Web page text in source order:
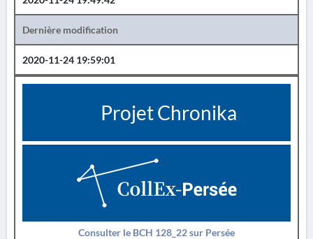
Dernière modification
2020-11-24 19:59:01
Projet Chronika
Consulter le BCH 128_22 sur Persée